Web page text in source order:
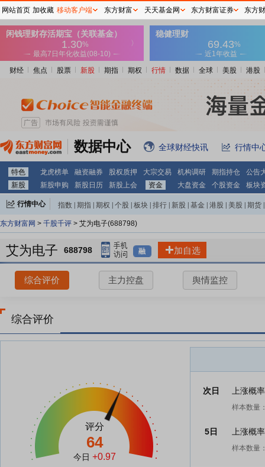
财经 焦点 股票 新股 期指 期权 行情 数据 全球 美股 港股
数据中心 全球财经快讯 行情中
特色 龙虎榜单 融资融券 股权质押 大宗交易 机构调研 期指持仓
公告
新股
新股申购 新股日历 新股上会 资金 大盘资金 个股资金 板块
行情中心 指数 期指 期权 个股 板块 排行 新股 基金 港股 美股 期货
东方财富网 > 千股千评 > 艾为电子(688798)
艾为电子 688798 融 加自选
综合评价 主力控盘 舆情监控
综合评价
评分
64
今日 +0.97
次日 上涨概
样本数量
5日 上涨概
样本数量
网站首页 加收藏 移动客户端 东方财富 天天基金网 东方财富证券 东方